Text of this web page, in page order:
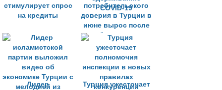
стимулирует спрос
на кредиты
потребительского
доверия в Турции в
июне вырос после
ослабления мер по
сдерживанию
COVID-19
Лидер
Турция ужесточает